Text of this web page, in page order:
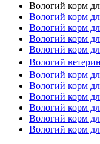
Вологий корм
Вологий корм
Вологий корм
Вологий корм
Вологий корм
Вологий
Вологий корм
Вологий корм
Вологий корм
Вологий корм
Вологий корм
Вологий корм